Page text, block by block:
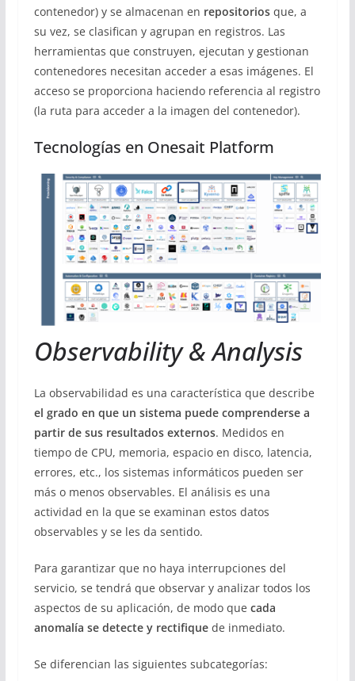
contenedor) y se almacenan en repositoriosque, a
su vez, se clasifican y agrupan en registros. Las
herramientas que construyen, ejecutan y gestionan
contenedores necesitan acceder a esas imágenes. El
acceso se proporciona haciendo referencia al registro
(la ruta para acceder a la imagen del contenedor).
Tecnologías en Onesait Platform
Observability & Analysis
La observabilidad es una característica que describe
el grado en que un sistema puede comprenderse a
partir de sus resultados externos. Medidos en
tiempo de CPU, memoria, espacio en disco, latencia,
errores, etc., los sistemas informáticos pueden ser
más o menos observables. El análisis es una
actividad en la que se examinan estos datos
observables y se les da sentido.
Para garantizar que no haya interrupciones del
servicio, se tendrá que observar y analizar todos los
aspectos de su aplicación, de modo que cada
anomalía se detecte y rectifiquede inmediato.
Se diferencian las siguientes subcategorías: